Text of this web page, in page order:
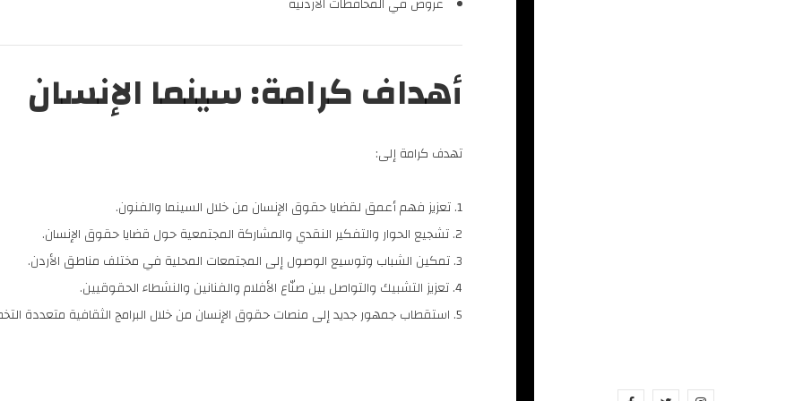
عروض في المحافظات الأردنية
أهداف كرامة: سينما الإنسان
تهدف كرامة إلى:
تعزيز فهم أعمق لقضايا حقوق الإنسان من خلال السينما والفنون.
تشجيع الحوار والتفكير النقدي والمشاركة المجتمعية حول قضايا حقوق الإنسان.
تمكين الشباب وتوسيع الوصول إلى المجتمعات المحلية في مختلف مناطق الأردن.
تعزيز التشبيك والتواصل بين صنّاع الأفلام والفنانين والنشطاء الحقوقيين.
استقطاب جمهور جديد إلى منصات حقوق الإنسان من خلال البرامج الثقافية متعددة